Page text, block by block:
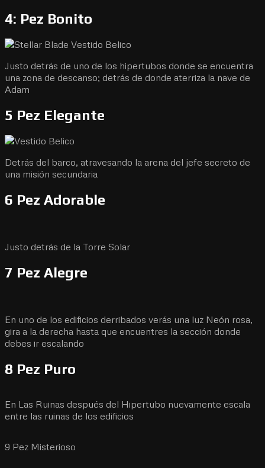
4: Pez Bonito
Justo detrás de uno de los hipertubos donde se encuentra
una zona de descanso; detrás de donde aterriza la nave de
Adam
5 Pez Elegante
Detrás del barco, atravesando la arena del jefe secreto de
una misión secundaria
6 Pez Adorable
Justo detrás de la Torre Solar
7 Pez Alegre
En uno de los edificios derribados verás una luz Neón rosa,
gira a la derecha hasta que encuentres la sección donde
debes ir escalando
8 Pez Puro
En Las Ruinas después del Hipertubo nuevamente escala
entre las ruinas de los edificios
9 Pez Misterioso